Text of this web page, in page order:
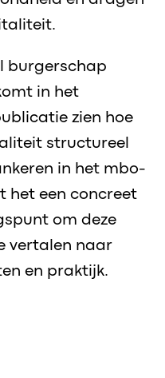
burgerschap
in het
zien hoe
structureel
in het mbo-
het een concreet
om deze
vertalen naar
en praktijk.